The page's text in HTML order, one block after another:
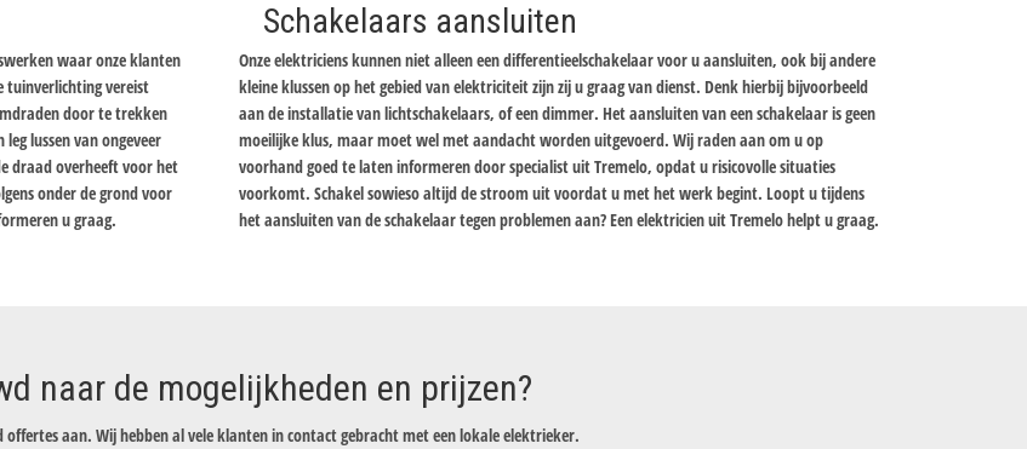
waar onze klanten
tuinverlichting vereist
door te trekken
lussen van ongeveer
draad overheeft voor het
onder de grond voor
u graag.
Schakelaars aansluiten
Onze elektriciens kunnen niet alleen een differentieelschakelaar voor u aansluiten, ook bij andere
kleine klussen op het gebied van elektriciteit zijn zij u graag van dienst. Denk hierbij bijvoorbeeld
aan de installatie van lichtschakelaars, of een dimmer. Het aansluiten van een schakelaar is geen
moeilijke klus, maar moet wel met aandacht worden uitgevoerd. Wij raden aan om u op
voorhand goed te laten informeren door specialist uit Tremelo, opdat u risicovolle situaties
voorkomt. Schakel sowieso altijd de stroom uit voordat u met het werk begint. Loopt u tijdens
het aansluiten van de schakelaar tegen problemen aan? Een elektricien uit Tremelo helpt u graag.
naar de mogelijkheden en prijzen?
offertes aan. Wij hebben al vele klanten in contact gebracht met een lokale elektrieker.